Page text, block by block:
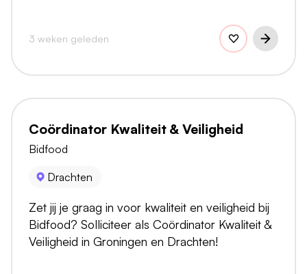
3 weken geleden
Coördinator Kwaliteit & Veiligheid
Bidfood
Drachten
Zet jij je graag in voor kwaliteit en veiligheid bij
Bidfood? Solliciteer als Coördinator Kwaliteit &
Veiligheid in Groningen en Drachten!